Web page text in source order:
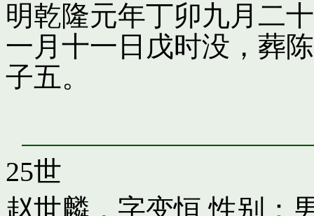
明乾隆元年丁卯九月二
一月十一日戊时没，葬
子五。
25世
赵世麟，字变恒 性别：